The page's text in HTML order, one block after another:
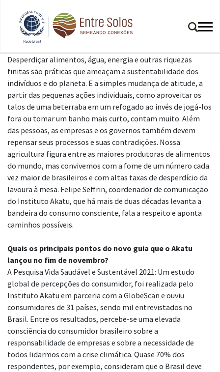
Desperdiçar alimentos, água, energia e outras riquezas
finitas são práticas que ameaçam a sustentabilidade dos
indivíduos e do planeta. E a simples mudança de atitude, a
partir das pequenas ações individuais, como aproveitar os
talos de uma beterraba em um refogado ao invés de jogá-los
fora ou tomar um banho mais curto, contam muito. Além
das pessoas, as empresas e os governos também devem
repensar seus processos e suas contradições. Nossa
agricultura figura entre as maiores produtoras de alimentos
do mundo, mas convivemos com a fome de um número cada
vez maior de brasileiros e com altas taxas de desperdício da
lavoura à mesa. Felipe Seffrin, coordenador de comunicação
do Instituto Akatu, que há mais de duas décadas levanta a
bandeira do consumo consciente, fala a respeito e aponta
caminhos possíveis.
Quais os principais pontos do novo guia que o Akatu
lançou no fim de novembro?
A Pesquisa Vida Saudável e Sustentável 2021: Um estudo
global de percepções do consumidor, foi realizada pelo
Instituto Akatu em parceria com a GlobeScan e ouviu
consumidores de 31 países, sendo mil entrevistados no
Brasil. Entre os resultados, percebe-se uma elevada
consciência do consumidor brasileiro sobre a
responsabilidade de empresas e sobre a necessidade de
todos lidarmos com a crise climática. Quase 70% dos
respondentes, por exemplo, consideram que o Brasil deve